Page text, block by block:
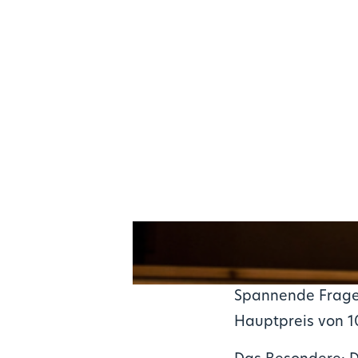
Spannende
Hauptpreis von